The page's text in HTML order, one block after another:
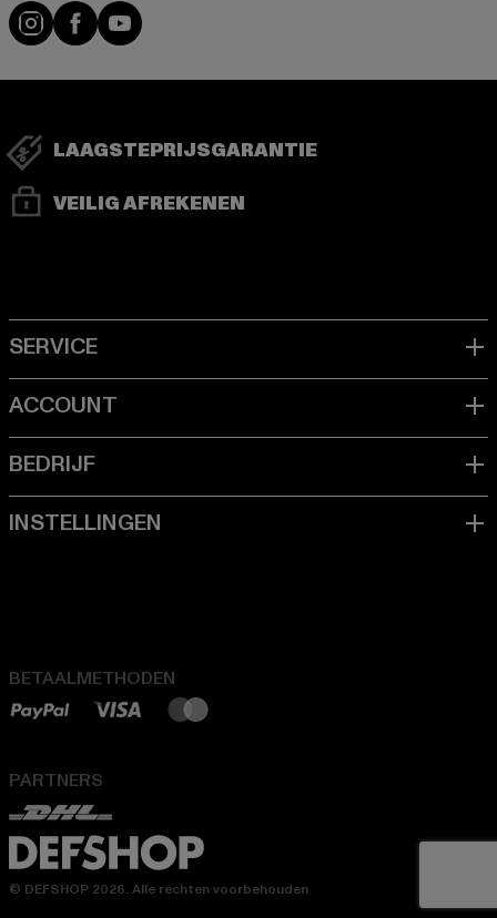
Visit our Instagram page:
Visit our Facebook page:
Visit our YouTube channel:
LAAGSTEPRIJSGARANTIE
VEILIG AFREKENEN
BETAALMETHODEN
PARTNERS
© DEFSHOP 2026. Alle rechten voorbehouden